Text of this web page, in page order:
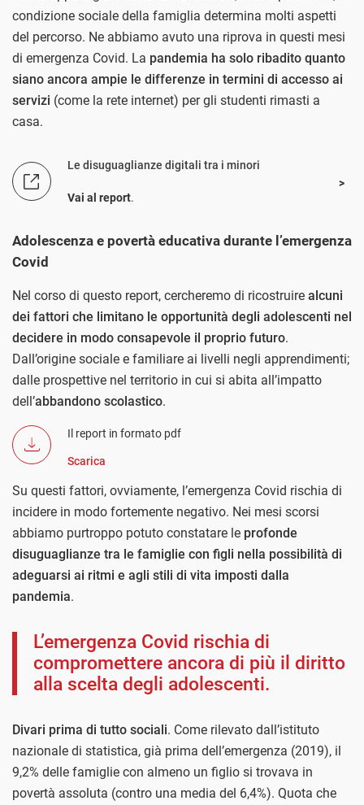
condizione sociale della famiglia determina molti aspetti
del percorso. Ne abbiamo avuto una riprova in questi mesi
di emergenza Covid. La pandemia ha solo ribadito quanto
siano ancora ampie le differenze in termini di accesso ai
servizi (come la rete internet) per gli studenti rimasti a
casa.
Le disuguaglianze digitali tra i minori
Vai al report.
Adolescenza e povertà educativa durante l’emergenza
Covid
Nel corso di questo report, cercheremo di ricostruire alcuni
dei fattori che limitano le opportunità degli adolescenti nel
decidere in modo consapevole il proprio futuro.
Dall’origine sociale e familiare ai livelli negli apprendimenti;
dalle prospettive nel territorio in cui si abita all’impatto
dell’abbandono scolastico.
Il report in formato pdf
Scarica
Su questi fattori, ovviamente, l’emergenza Covid rischia di
incidere in modo fortemente negativo. Nei mesi scorsi
abbiamo purtroppo potuto constatare le profonde
disuguaglianze tra le famiglie con figli nella possibilità di
adeguarsi ai ritmi e agli stili di vita imposti dalla
pandemia.
L’emergenza Covid rischia di
compromettere ancora di più il diritto
alla scelta degli adolescenti.
Divari prima di tutto sociali. Come rilevato dall’istituto
nazionale di statistica, già prima dell’emergenza (2019), il
9,2% delle famiglie con almeno un figlio si trovava in
povertà assoluta (contro una media del 6,4%). Quota che